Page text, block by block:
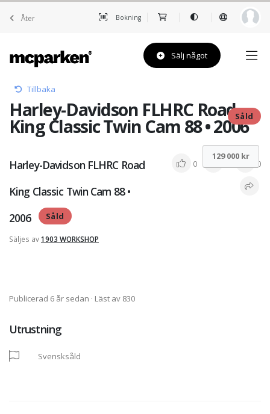
Åter Bokning
Sälj något
Tillbaka
Harley-Davidson FLHRC Road
King Classic Twin Cam 88 • 2006
Såld
Harley-Davidson FLHRC Road
King Classic Twin Cam 88 •
2006
Såld
0 0
Säljes av1903 WORKSHOP
129 000 kr
Publicerad 6 år sedan · Läst av 830
Utrustning
Svensksåld